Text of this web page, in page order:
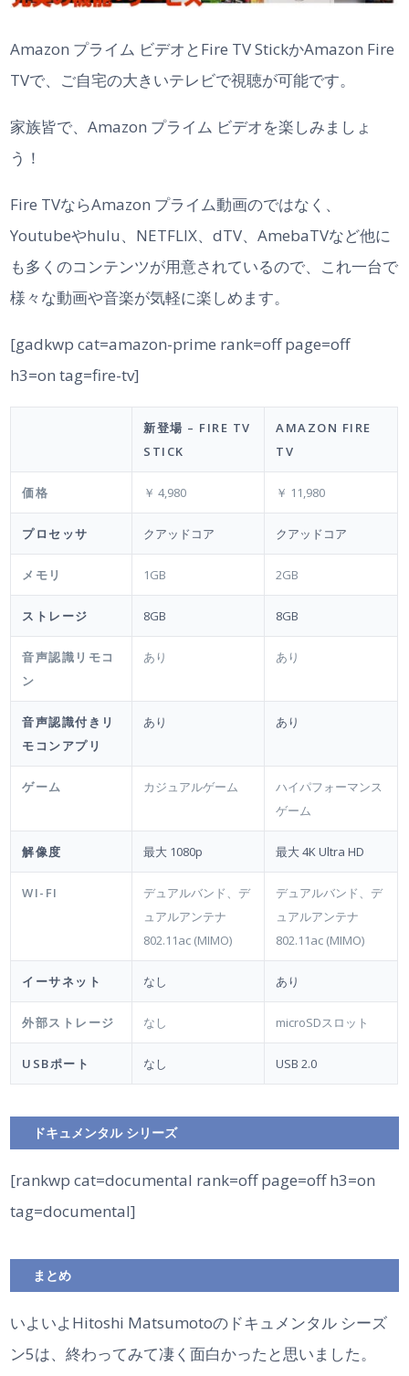
Amazon プライム ビデオとFire TV StickかAmazon Fire
TVで、ご自宅の大きいテレビで視聴が可能です。
家族皆で、Amazon プライム ビデオを楽しみましょ
う！
Fire TVならAmazon プライム動画のではなく、
Youtubeやhulu、NETFLIX、dTV、AmebaTVなど他に
も多くのコンテンツが用意されているので、これ一台で
様々な動画や音楽が気軽に楽しめます。
[gadkwp cat=amazon-prime rank=off page=off
h3=on tag=fire-tv]
新登場 – FIRE TV
STICK
AMAZON FIRE
TV
価格 ￥ 4,980 ￥ 11,980
プロセッサ クアッドコア クアッドコア
メモリ 1GB 2GB
ストレージ 8GB 8GB
音声認識リモコ
ン
あり あり
音声認識付きリ
モコンアプリ
あり あり
ゲーム カジュアルゲーム
ハイパフォーマンス
ゲーム
解像度 最大 1080p 最大 4K Ultra HD
WI-FI
デュアルバンド、デ
ュアルアンテナ
802.11ac (MIMO)
デュアルバンド、デ
ュアルアンテナ
802.11ac (MIMO)
イーサネット なし あり
外部ストレージ なし microSDスロット
USBポート なし USB 2.0
ドキュメンタル シリーズ
[rankwp cat=documental rank=off page=off h3=on
tag=documental]
まとめ
いよいよHitoshi Matsumotoのドキュメンタル シーズ
ン5は、終わってみて凄く面白かったと思いました。